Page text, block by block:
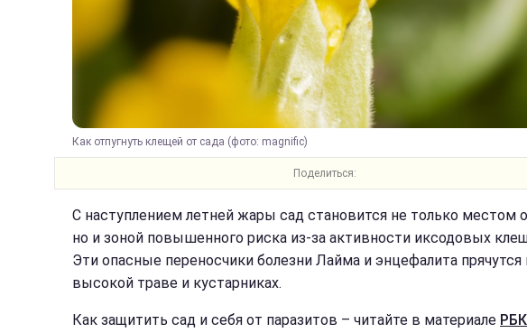
Как отпугнуть клещей от сада (фото: magnific)
Поделиться:
С наступлением летней жары сад становится не только местом
но и зоной повышенного риска из-за активности иксодовых
Эти опасные переносчики болезни Лайма и энцефалита прячутся
высокой траве и кустарниках.
Как защитить сад и себя от паразитов – читайте в материале